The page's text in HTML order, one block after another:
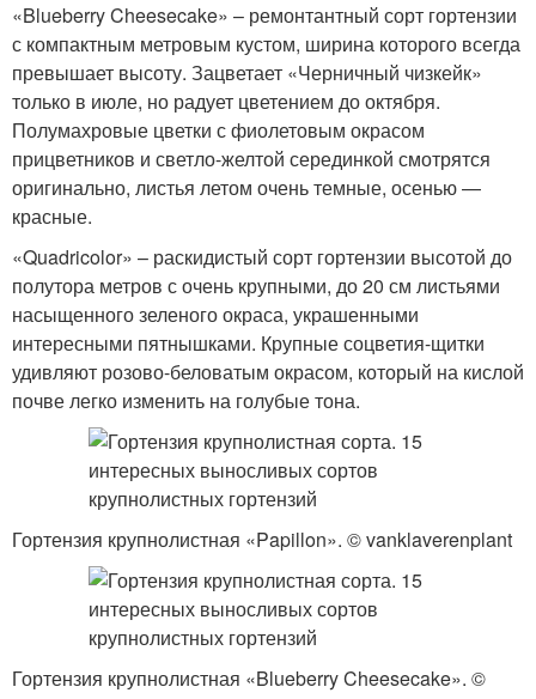
«Blueberry Cheesecake» – ремонтантный сорт гортензии
с компактным метровым кустом, ширина которого всегда
превышает высоту. Зацветает «Черничный чизкейк»
только в июле, но радует цветением до октября.
Полумахровые цветки с фиолетовым окрасом
прицветников и светло-желтой серединкой смотрятся
оригинально, листья летом очень темные, осенью —
красные.
«Quadricolor» – раскидистый сорт гортензии высотой до
полутора метров с очень крупными, до 20 см листьями
насыщенного зеленого окраса, украшенными
интересными пятнышками. Крупные соцветия-щитки
удивляют розово-беловатым окрасом, который на кислой
почве легко изменить на голубые тона.
Гортензия крупнолистная «Papillon». © vanklaverenplant
Гортензия крупнолистная «Blueberry Cheesecake». ©